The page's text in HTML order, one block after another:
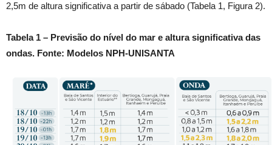
2,5m de altura significativa a partir de sábado (Tabela 1, Figura 2).
Tabela 1 – Previsão do nível do mar e altura significativa das
ondas. Fonte: Modelos NPH-UNISANTA